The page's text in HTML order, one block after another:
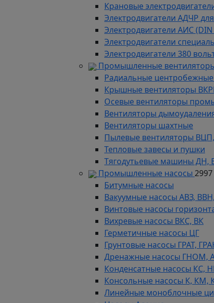
Крановые
Электродвигатели АДЧР
Электродвигатели АИС (DIN
Электродвигатели
Электродвигатели 380
Промышленные
Радиальные
Крышные вентиляторы
Осевые вентиляторы
Вентиляторы
Вентиляторы шахтные
Пылевые вентиляторы
Тепловые завесы и пушки
Тягодутьевые машины ДН,
Промышленные насосы
Битумные насосы
Вакуумные насосы АВЗ,
Винтовые насосы
Вихревые насосы ВКС, ВК
Герметичные насосы ЦГ
Грунтовые насосы ГРАТ,
Дренажные насосы ГНОМ,
Конденсатные насосы КС,
Консольные насосы К, КМ,
Линейные моноблочные